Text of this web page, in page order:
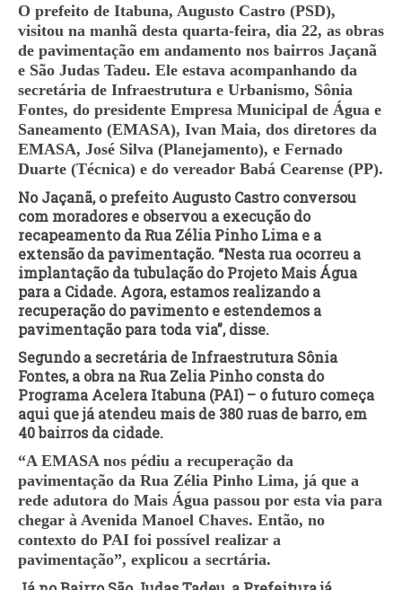
O prefeito de Itabuna, Augusto Castro (PSD),
visitou na manhã desta quarta-feira, dia 22, as obras
de pavimentação em andamento nos bairros Jaçanã
e São Judas Tadeu. Ele estava acompanhando da
secretária de Infraestrutura e Urbanismo, Sônia
Fontes, do presidente Empresa Municipal de Água e
Saneamento (EMASA), Ivan Maia, dos diretores da
EMASA, José Silva (Planejamento), e Fernado
Duarte (Técnica) e do vereador Babá Cearense (PP).
No Jaçanã, o prefeito Augusto Castro conversou
com moradores e observou a execução do
recapeamento da Rua Zélia Pinho Lima e a
extensão da pavimentação. “Nesta rua ocorreu a
implantação da tubulação do Projeto Mais Água
para a Cidade. Agora, estamos realizando a
recuperação do pavimento e estendemos a
pavimentação para toda via”, disse.
Segundo a secretária de Infraestrutura Sônia
Fontes, a obra na Rua Zelia Pinho consta do
Programa Acelera Itabuna (PAI) – o futuro começa
aqui que já atendeu mais de 380 ruas de barro, em
40 bairros da cidade.
“A EMASA nos pédiu a recuperação da
pavimentação da Rua Zélia Pinho Lima, já que a
rede adutora do Mais Água passou por esta via para
chegar à Avenida Manoel Chaves. Então, no
contexto do PAI foi possível realizar a
pavimentação”, explicou a secrtária.